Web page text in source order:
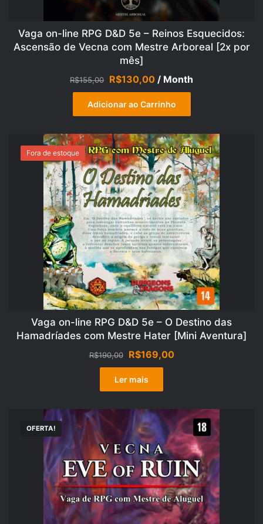
Vaga on-line RPG D&D 5e – Reinos Esquecidos:
Ascensão de Vecna com Mestre Arboreal [2x por
mês]
R$155,00
O
preço
original
era:
R$130,00O
preço
atual
é:
/ Month
Adicionar ao Carrinho
OFERTA!
Fora de estoque
Vaga on-line RPG D&D 5e – O Destino das
Hamadríades com Mestre Hater [Mini Aventura]
R$190,00
O
preço
original
era:
R$169,00O
Ler mais
OFERTA!